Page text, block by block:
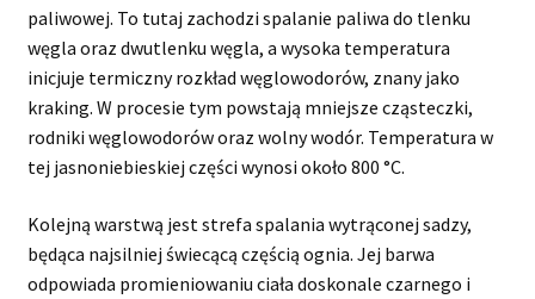
paliwowej. To tutaj zachodzi spalanie paliwa do tlenku
węgla oraz dwutlenku węgla, a wysoka temperatura
inicjuje termiczny rozkład węglowodorów, znany jako
kraking. W procesie tym powstają mniejsze cząsteczki,
rodniki węglowodorów oraz wolny wodór. Temperatura w
tej jasnoniebieskiej części wynosi około 800 °C.
Kolejną warstwą jest strefa spalania wytrąconej sadzy,
będąca najsilniej świecącą częścią ognia. Jej barwa
odpowiada promieniowaniu ciała doskonale czarnego i